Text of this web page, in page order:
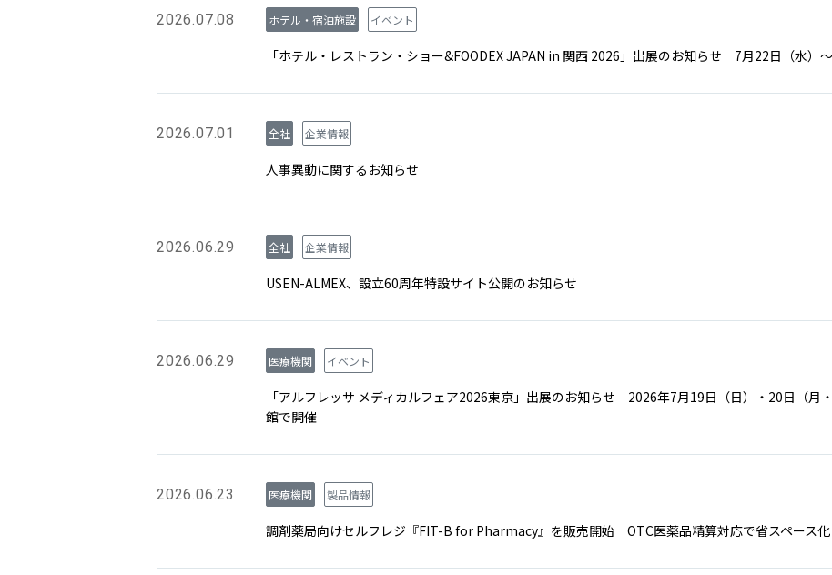
2026.07.08 ホテル・宿泊施設 イベント
「ホテル・レストラン・ショー&FOODEX JAPAN in 関西 2026」出展のお知らせ 7月22日（水）
2026.07.01 全社 企業情報
人事異動に関するお知らせ
2026.06.29 全社 企業情報
USEN-ALMEX、設立60周年特設サイト公開のお知らせ
2026.06.29 医療機関 イベント
「アルフレッサ メディカルフェア2026東京」出展のお知らせ 2026年7月19日（日）・20日（月
館で開催
2026.06.23 医療機関 製品情報
調剤薬局向けセルフレジ『FIT-B for Pharmacy』を販売開始 OTC医薬品精算対応で省スペース